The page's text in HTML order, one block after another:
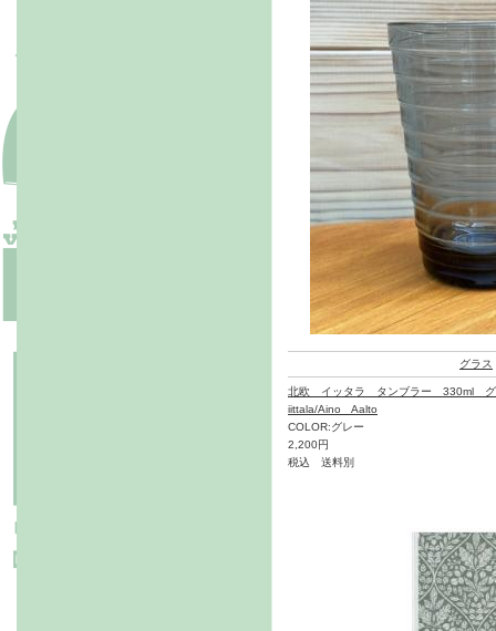
グラス
北欧 イッタラ タンブラー 330ml グ
iittala/Aino Aalto
COLOR:グレー
2,200円
税込 送料別